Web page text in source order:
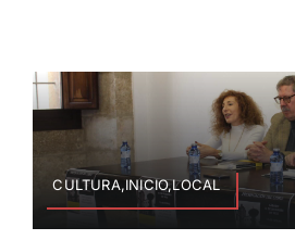
CULTURA,INICIO,LOCAL